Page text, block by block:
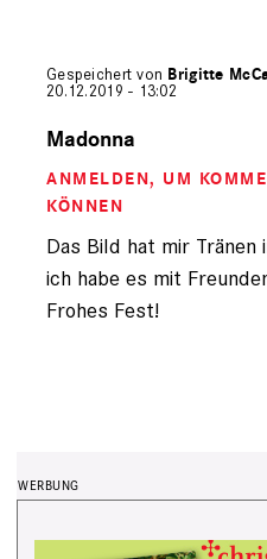
Gespeichert von Brigitte
20.12.2019 - 13:02
auf
Annemarie
Neubauer
registriert)
Madonna
ANMELDEN, UM
KÖNNEN
Das Bild hat mir Tränen
ich habe es mit
Frohes Fest!